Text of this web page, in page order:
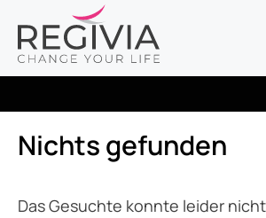
Inhalt
springen
Nichts gefunden
Das Gesuchte konnte leider